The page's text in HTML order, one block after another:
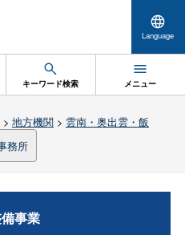
Language
キーワード検索 メニュー
> 地方機関> 雲南・奥出雲・飯
務所
事業